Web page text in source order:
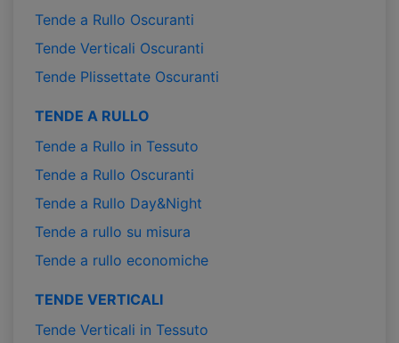
Tende a Rullo Oscuranti
Tende Verticali Oscuranti
Tende Plissettate Oscuranti
TENDE A RULLO
Tende a Rullo in Tessuto
Tende a Rullo Oscuranti
Tende a Rullo Day&Night
Tende a rullo su misura
Tende a rullo economiche
TENDE VERTICALI
Tende Verticali in Tessuto